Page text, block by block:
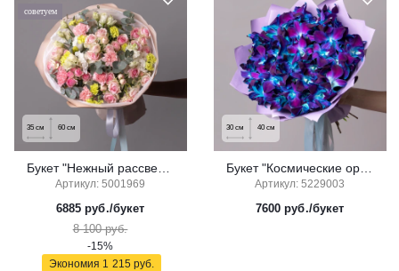
советуем
35 см 60 см
Артикул: 5001969
6885 руб./букет
8 100 руб.
-15%
Экономия 1 215 руб.
30 см 40 см
Артикул: 5229003
7600 руб./букет